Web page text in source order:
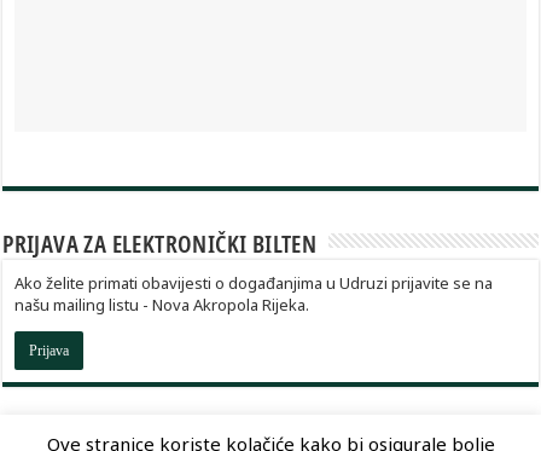
PRIJAVA ZA ELEKTRONIČKI BILTEN
Ako želite primati obavijesti o događanjima u Udruzi prijavite se na
našu mailing listu - Nova Akropola Rijeka.
Prijava
Ove stranice koriste kolačiće kako bi osigurale bolje